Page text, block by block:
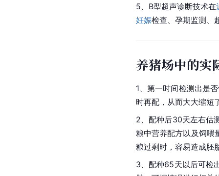
5、B型超声诊断技术在
妊娠检查、孕期监测、
养猪场中的实
1、第一时间检测出是
时再配，从而大大缩短
2、配种后30天左右估
粮中营养配方以及饲喂
粮过剩时，容易造成胚
3、配种65天以后可检